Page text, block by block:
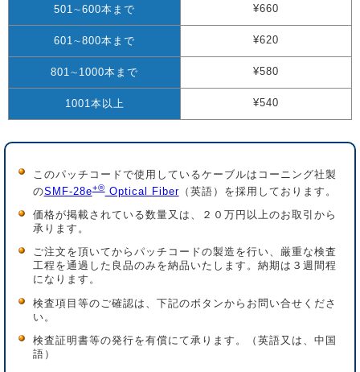
501∼600本まで ¥660
601∼800本まで ¥620
801∼1000本まで ¥580
1001本以上 ¥540
このパッチコードで使用しているケーブルはコーニング社製
のSMF-28e+®Optical Fiber（英語）を採用しております。
価格が掲載されている数量又は、２０万円以上のお取引から
承ります。
ご注文を頂いてからパッチコードの製造を行い、厳重な検査
工程を通過した良品のみを納品いたします。納期は３週間程
になります。
検査項目等のご確認は、下記のボタンからお問い合せくださ
い。
検査証明書等の発行を有償にて承ります。（英語又は、中国
語）